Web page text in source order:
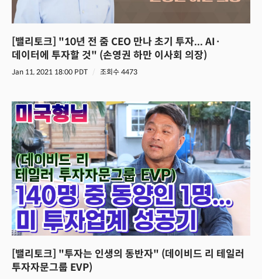
[밸리토크] "10년 전 줌 CEO 만나 초기 투자... AI·
데이터에 투자할 것" (손영권 하만 이사회 의장)
Jan 11, 2021 18:00 PDT 조회수 4473
[밸리토크] "투자는 인생의 동반자" (데이비드 리 테일러
투자자문그룹 EVP)